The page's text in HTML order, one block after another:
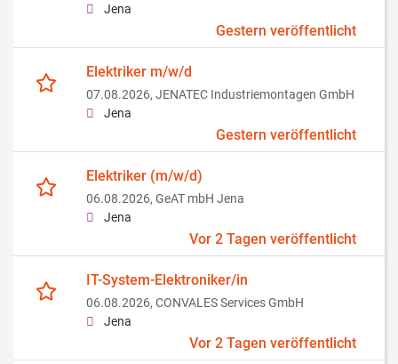
Jena
Gestern veröffentlicht
Elektriker m/w/d
07.08.2026, JENATEC Industriemontagen GmbH
Jena
Gestern veröffentlicht
Elektriker (m/w/d)
06.08.2026, GeAT mbH Jena
Jena
Vor 2 Tagen veröffentlicht
IT-System-Elektroniker/in
06.08.2026, CONVALES Services GmbH
Jena
Vor 2 Tagen veröffentlicht